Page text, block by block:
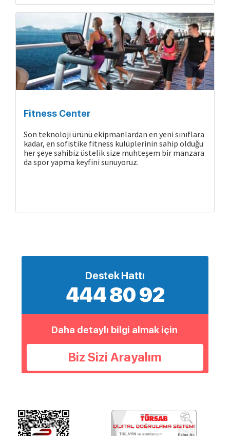
Gemide Yaşam
Fitness Center
Son teknoloji ürünü ekipmanlardan en yeni sınıflara
kadar, en sofistike fitness kulüplerinin sahip olduğu
her şeye sahibiz üstelik size muhteşem bir manzara
da spor yapma keyfini sunuyoruz.
Destek Hattı
444 80 92
Daha detaylı bilgi almak için
Biz Sizi Arayalım